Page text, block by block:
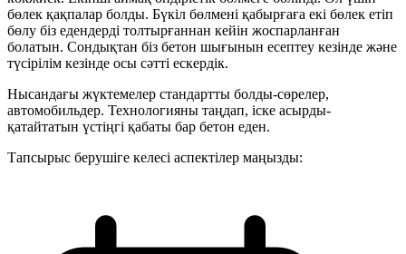
бөлек қақпалар болды. Бүкіл бөлмені қабырғаға екі бөлек етіп
бөлу біз едендерді толтырғаннан кейін жоспарланған
болатын. Сондықтан біз бетон шығынын есептеу кезінде және
түсірілім кезінде осы сәтті ескердік.
Нысандағы жүктемелер стандартты болды-сөрелер,
автомобильдер. Технологияны таңдап, іске асырды-
қатайтатын үстіңгі қабаты бар бетон еден.
Тапсырыс берушіге келесі аспектілер маңызды: